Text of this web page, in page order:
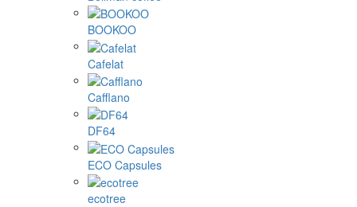
BOOKOO
Cafelat
Cafflano
DF64
ECO Capsules
ecotree